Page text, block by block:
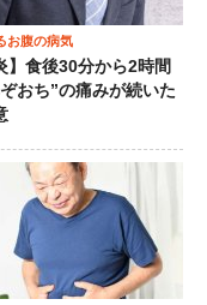
お腹の病気
】食後30分から2時間
おち”の痛みが続いた